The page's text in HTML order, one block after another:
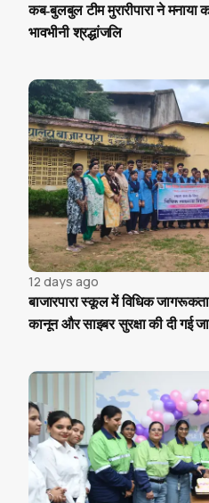
कब-बुलबुल टीम मुरारीपारा ने मनाया
भावभीनी श्रद्धांजलि
12 days ago
बाजारपारा स्कूल में विधिक
कानून और साइबर सुरक्षा की दी गई